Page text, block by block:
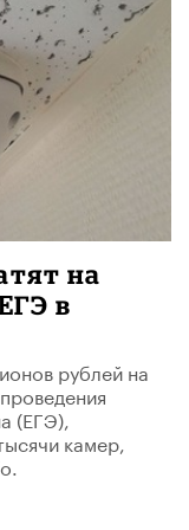
на
в
рублей на
(ЕГЭ),
камер,